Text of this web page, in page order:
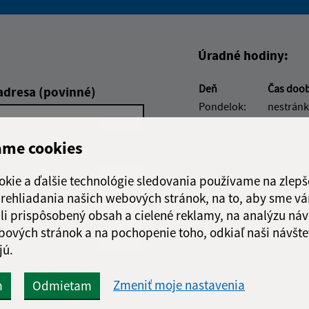
cookies
a ďalšie technológie sledovania používame na
našich webových stránok, na to, aby sme
prispôsobený obsah a cielené reklamy, na analýzu
stránok a na pochopenie toho, odkiaľ naši
Odmietam Zmeniť moje nastavenia
(povinné)
Google reCaptcha Response
Odoslať
správu
Úradné hodiny:
Deň Čas
Pondelok:
Piatok:
Obedňajšia